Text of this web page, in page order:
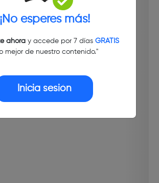
¡No esperes más!
ahoray accede por 7 días GRATIS
mejor de nuestro contenido."
Inicia sesión